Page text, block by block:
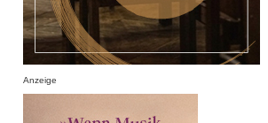
Anzeige